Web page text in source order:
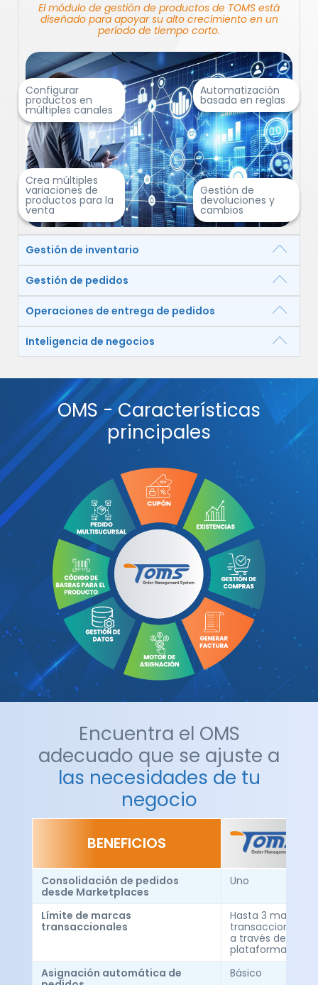
El módulo de gestión de productos de TOMS está
diseñado para apoyar su alto crecimiento en un
período de tiempo corto.
Configurar
productos en
múltiples canales
Automatización
basada en reglas
Crea múltiples
variaciones de
productos para la
venta
Gestión de
devoluciones y
cambios
Gestión de inventario
Gestión de pedidos
Operaciones de entrega de pedidos
Inteligencia de negocios
OMS -Características
principales
Encuentra el OMS
adecuado que se ajuste a
las necesidades de tu
negocio
BENEFICIOS
Consolidación de pedidos
desde Marketplaces
Uno
Límite de marcas
transaccionales
Hasta 3 marcas
transaccionales
a través de una
plataforma
Asignación automática de
Básico